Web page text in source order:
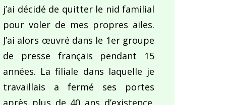
j’ai décidé de quitter le nid familial
pour voler de mes propres ailes.
J’ai alors œuvré dans le 1er groupe
de presse français pendant 15
années. La filiale dans laquelle je
travaillais a fermé ses portes
après plus de 40 ans d’existence.